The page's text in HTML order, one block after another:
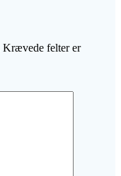
Krævede felter er